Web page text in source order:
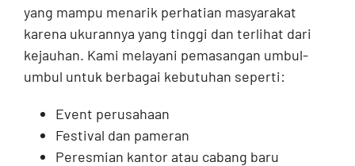
yang mampu menarik perhatian masyarakat
karena ukurannya yang tinggi dan terlihat dari
kejauhan. Kami melayani pemasangan umbul-
umbul untuk berbagai kebutuhan seperti:
Event perusahaan
Festival dan pameran
Peresmian kantor atau cabang baru